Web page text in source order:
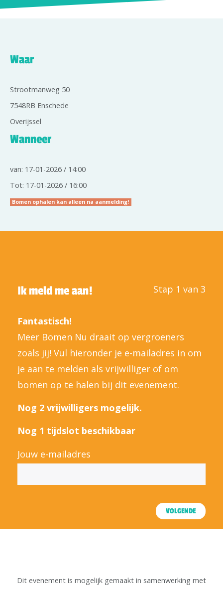
Waar
Strootmanweg 50
7548RB Enschede
Overijssel
Wanneer
van: 17-01-2026 / 14:00
Tot: 17-01-2026 / 16:00
Bomen ophalen kan alleen na aanmelding!
Ik meld me aan! Stap 1 van 3
Fantastisch!
Meer Bomen Nu draait op vergroeners
zoals jij! Vul hieronder je e-mailadres in om
je aan te melden als vrijwilliger of om
bomen op te halen bij dit evenement.
Nog 2 vrijwilligers mogelijk.
Nog 1 tijdslot beschikbaar
Jouw e-mailadres
VOLGENDE
Dit evenement is mogelijk gemaakt in samenwerking met